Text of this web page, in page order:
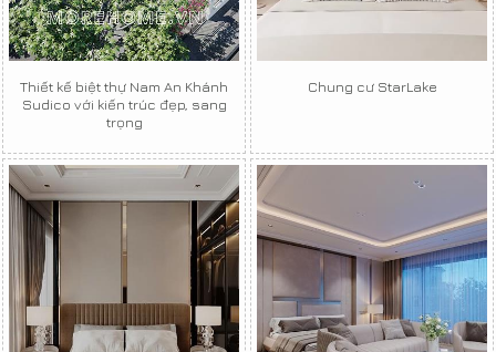
Thiết kế biệt thự Nam An Khánh
Sudico với kiến trúc đẹp, sang
trọng
Chung cư StarLake